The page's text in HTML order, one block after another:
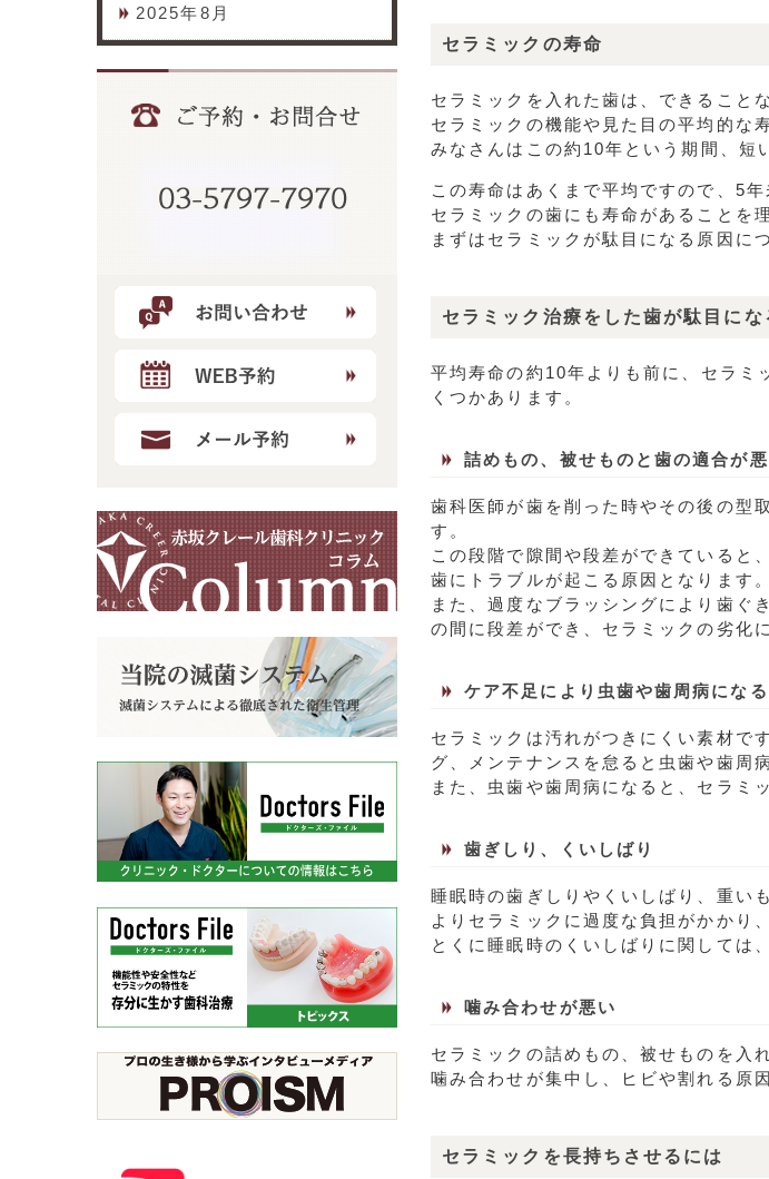
2025年8月
セラミックの寿命
セラミックを入れた歯は、できること
セラミックの機能や見た目の平均的な
みなさんはこの約10年という期間、短
この寿命はあくまで平均ですので、5
セラミックの歯にも寿命があることを
まずはセラミックが駄目になる原因に
セラミック治療をした歯が駄目にな
平均寿命の約10年よりも前に、セラミ
くつかあります。
詰めもの、被せものと歯の適合が
歯科医師が歯を削った時やその後の型
す。
この段階で隙間や段差ができていると
歯にトラブルが起こる原因となります。
また、過度なブラッシングにより歯ぐ
の間に段差ができ、セラミックの劣化
ケア不足により虫歯や歯周病になる
セラミックは汚れがつきにくい素材で
グ、メンテナンスを怠ると虫歯や歯周
また、虫歯や歯周病になると、セラミ
歯ぎしり、くいしばり
睡眠時の歯ぎしりやくいしばり、重い
よりセラミックに過度な負担がかかり
とくに睡眠時のくいしばりに関しては
噛み合わせが悪い
セラミックの詰めもの、被せものを入
噛み合わせが集中し、ヒビや割れる原
セラミックを長持ちさせるには